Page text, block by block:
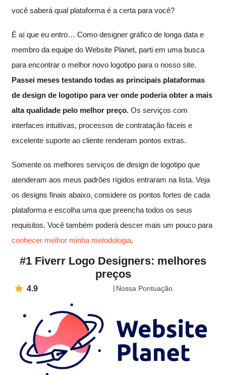
você saberá qual plataforma é a certa para você?
É aí que eu entro… Como designer gráfico de longa data e
membro da equipe do Website Planet, parti em uma busca
para encontrar o melhor novo logotipo para o nosso site.
Passei meses testando todas as principais plataformas
de design de logotipo para ver onde poderia obter a mais
alta qualidade pelo melhor preço. Os serviços com
interfaces intuitivas, processos de contratação fáceis e
excelente suporte ao cliente renderam pontos extras.
Somente os melhores serviços de design de logotipo que
atenderam aos meus padrões rígidos entraram na lista. Veja
os designs finais abaixo, considere os pontos fortes de cada
plataforma e escolha uma que preencha todos os seus
requisitos. Você também poderá descer mais um pouco para
conhecer melhor minha metodologia.
#1 Fiverr Logo Designers: melhores
preços
4.9 Nossa Pontuação